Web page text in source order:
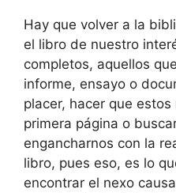
Hay que volver a la
el libro de nuestro
completos, aquellos
informe, ensayo o
placer, hacer que
primera página o
engancharnos con la
libro, pues eso, es lo
encontrar el nexo